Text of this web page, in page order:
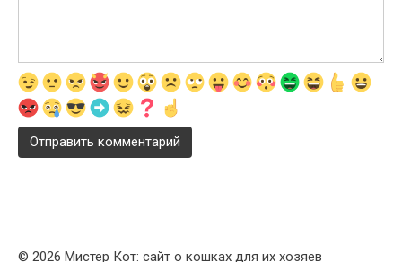
© 2026 Мистер Кот: сайт о кошках для их хозяев